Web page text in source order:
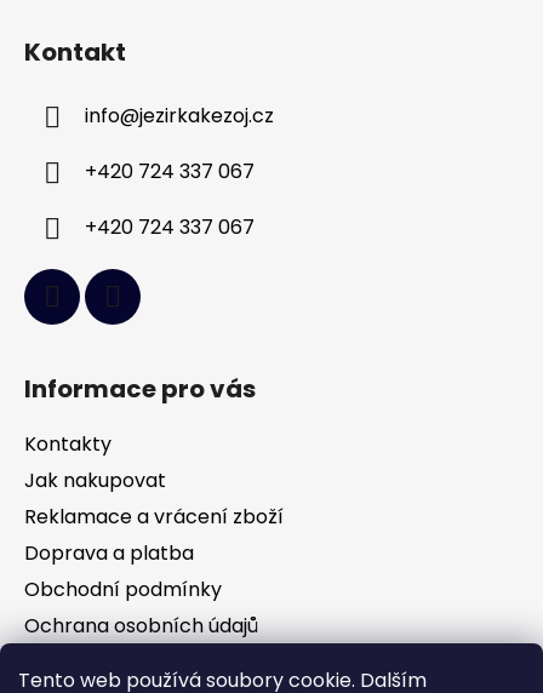
Tento web používá soubory cookie. Dalším
Kontakt
info@jezirkakezoj.cz
+420 724 337 067
+420 724 337 067
Informace pro vás
Kontakty
Jak nakupovat
Reklamace a vrácení zboží
Doprava a platba
Obchodní podmínky
Ochrana osobních údajů